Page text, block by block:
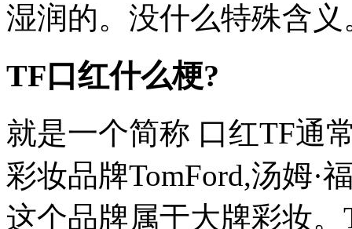
湿润的。没什么特殊含义
TF口红什么梗?
就是一个简称 口红TF通
彩妆品牌TomFord,汤姆·
这个品牌属于大牌彩妆